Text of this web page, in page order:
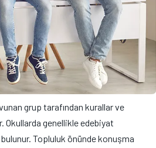
grup tarafından kurallar ve
genellikle edebiyat
Topluluk önünde konuşma